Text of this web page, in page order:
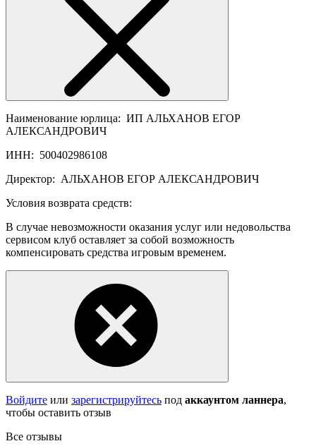
Наименование юрлица: ИП АЛЬХАНОВ ЕГОР
АЛЕКСАНДРОВИЧ
ИНН: 500402986108
Директор: АЛЬХАНОВ ЕГОР АЛЕКСАНДРОВИЧ
Условия возврата средств:
В случае невозможности оказания услуг или недовольства
сервисом клуб оставляет за собой возможность
компенсировать средства игровым временем.
Войдите или зарегистрируйтесь под аккаунтом ланнера,
чтобы оставить отзыв
Все отзывы